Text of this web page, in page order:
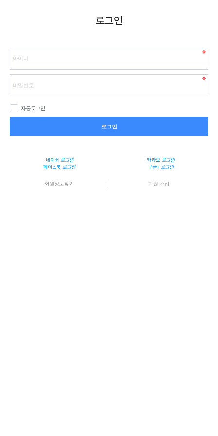
로그인
자동로그인
로그인
네이버로그인 카카오 로그인
페이스북 로그인 구글+ 로그인
회원정보찾기 회원 가입